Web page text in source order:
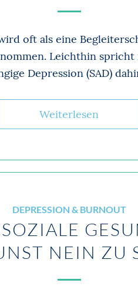
oft als eine
Leichthin
Depression (SAD)
Weiterlesen
DEPRESSION & BURNOUT
NEIN ZU